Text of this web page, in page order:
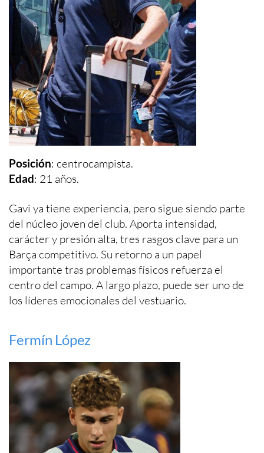
Posición: centrocampista.
Edad: 21 años.
Gavi ya tiene experiencia, pero sigue siendo parte
del núcleo joven del club. Aporta intensidad,
carácter y presión alta, tres rasgos clave para un
Barça competitivo. Su retorno a un papel
importante tras problemas físicos refuerza el
centro del campo. A largo plazo, puede ser uno de
los líderes emocionales del vestuario.
Fermín López